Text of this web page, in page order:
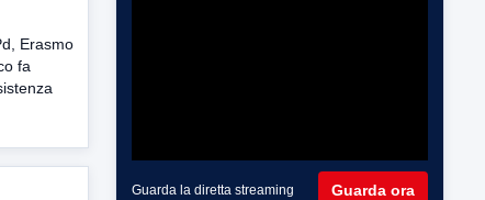
Erasmo
fa
Guarda la diretta streaming Guarda ora